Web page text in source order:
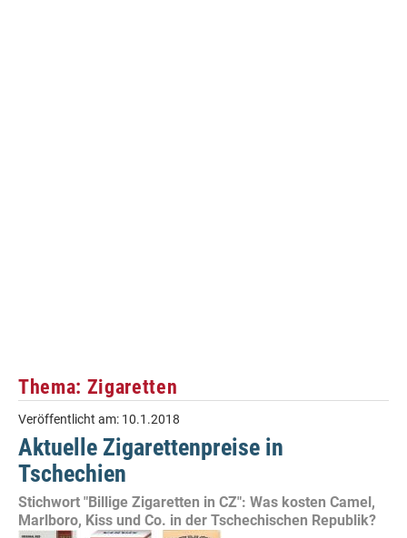
Thema: Zigaretten
Veröffentlicht am: 10.1.2018
Aktuelle Zigarettenpreise in
Tschechien
Stichwort "Billige Zigaretten in CZ": Was kosten Camel,
Marlboro, Kiss und Co. in der Tschechischen Republik?